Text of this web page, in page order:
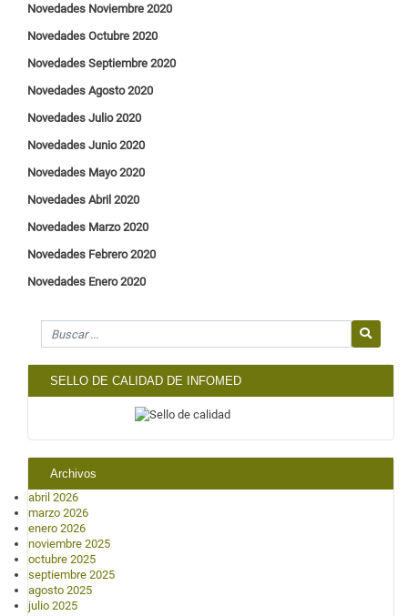
Novedades Noviembre 2020
Novedades Octubre 2020
Novedades Septiembre 2020
Novedades Agosto2020
Novedades Julio2020
Novedades Junio2020
Novedades Mayo2020
Novedades Abril 2020
Novedades Marzo2020
Novedades Febrero2020
Novedades Enero2020
Search for
SELLO DE CALIDAD DE INFOMED
Archivos
abril 2026
marzo 2026
enero 2026
noviembre 2025
octubre 2025
septiembre 2025
agosto 2025
julio 2025